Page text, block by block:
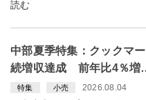
読む
中部夏季特集：クックマ
続増収達成 前年比4％増
特集 小売 2026.08.04